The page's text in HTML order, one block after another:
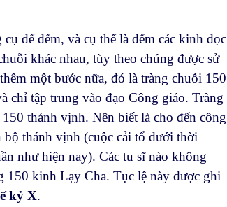
đếm, và cụ thể là đếm các kinh đọc
khác nhau, tùy theo chúng được sử
một bước nữa, đó là tràng chuỗi 150
chỉ tập trung vào đạo Công giáo. Tràng
thánh vịnh. Nên biết là cho đến công
thánh vịnh (cuộc cải tổ dưới thời
như hiện nay). Các tu sĩ nào không
150 kinh Lạy Cha. Tục lệ này được ghi
kỷ X.